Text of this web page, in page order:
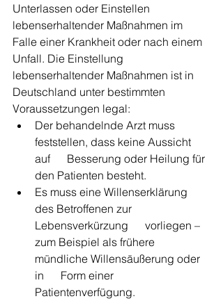
Unterlassen oder Einstellen
lebenserhaltender Maßnahmen im
Falle einer Krankheit oder nach einem
Unfall. Die Einstellung
lebenserhaltender Maßnahmen ist in
Deutschland unter bestimmten
Voraussetzungen legal:
Der behandelnde Arzt muss
feststellen, dass keine Aussicht
auf      Besserung oder Heilung für
den Patienten besteht.
Es muss eine Willenserklärung
des Betroffenen zur
Lebensverkürzung      vorliegen –
zum Beispiel als frühere
mündliche Willensäußerung oder
in      Form einer
Patientenverfügung.